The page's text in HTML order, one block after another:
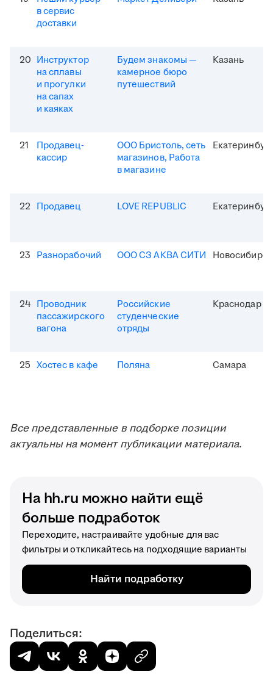
в сервис
доставки
20 Инструктор
на сплавы
и прогулки
на сапах
и каяках
Будем знакомы —
камерное бюро
путешествий
Казань
21
Продавец-
кассир
ООО Бристоль, сеть
магазинов, Работа
в магазине
22 Продавец LOVE REPUBLIC
23 Разнорабочий ООО СЗ АКВА СИТИ Новосибирск
24 Проводник
пассажирского
вагона
Российские
студенческие
отряды
Краснодар
25 Хостес в кафе Поляна Самара
Все представленные в подборке позиции
актуальны на момент публикации материала.
На hh.ru можно найти ещё
больше подработок
Переходите, настраивайте удобные для вас
фильтры и откликайтесь на подходящие варианты
Найти подработку
Поделиться: